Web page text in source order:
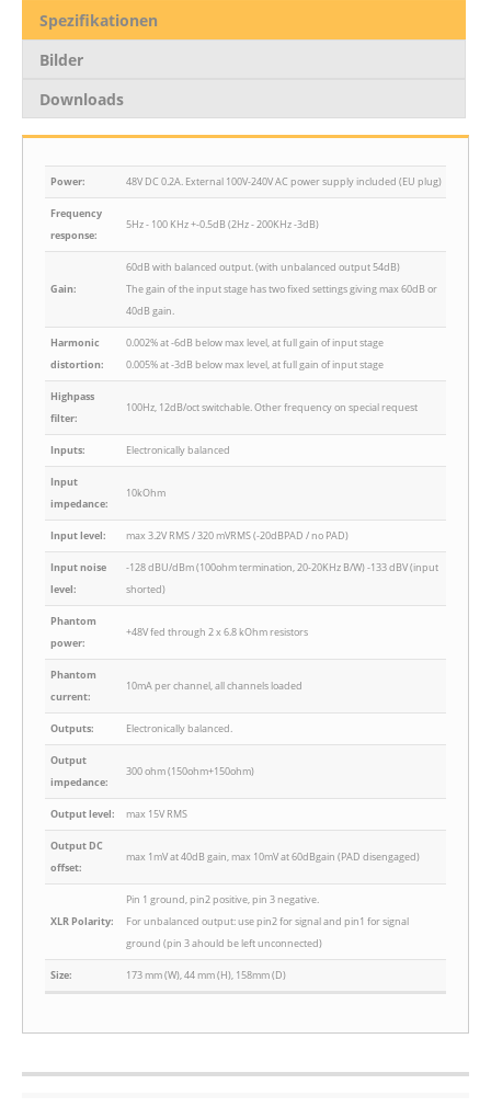
Spezifikationen
Bilder
Downloads
Power: 48V DC 0.2A. External 100V-240V AC power supply included (EU plug)
Frequency
response:
5Hz - 100 KHz +-0.5dB (2Hz - 200KHz -3dB)
Gain:
60dB with balanced output. (with unbalanced output 54dB)
The gain of the input stage has two fixed settings giving max 60dB or
40dB gain.
Harmonic
distortion:
0.002% at -6dB below max level, at full gain of input stage
0.005% at -3dB below max level, at full gain of input stage
Highpass
filter:
100Hz, 12dB/oct switchable. Other frequency on special request
Inputs: Electronically balanced
Input
impedance:
10kOhm
Input level: max 3.2V RMS / 320 mVRMS (-20dBPAD / no PAD)
Input noise
level:
-128 dBU/dBm (100ohm termination, 20-20KHz B/W) -133 dBV (input
shorted)
Phantom
power:
+48V fed through 2 x 6.8 kOhm resistors
Phantom
current:
10mA per channel, all channels loaded
Outputs: Electronically balanced.
Output
impedance:
300 ohm (150ohm+150ohm)
Output level: max 15V RMS
Output DC
offset:
max 1mV at 40dB gain, max 10mV at 60dBgain (PAD disengaged)
XLR Polarity:
Pin 1 ground, pin2 positive, pin 3 negative.
For unbalanced output: use pin2 for signal and pin1 for signal
ground (pin 3 ahould be left unconnected)
Size: 173 mm (W), 44 mm (H), 158mm (D)